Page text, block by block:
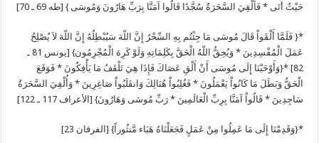
حَيْثُ أَتَى * فَأُلْقِيَ السَّحَرَةُ سُجَّدًا قَالُوا آمَنَّا بِرَبِّ هَارُونَ وَمُوسَى } [طه 69 ـ 70]
*{ فَلَمَّا أَلْقَواْ قَالَ مُوسَى مَا جِئْتُم بِهِ السِّحْرُ إِنَّ اللّهَ سَيُبْطِلُهُ إِنَّ اللّهَ لاَ يُصْلِحُ
عَمَلَ الْمُفْسِدِينَ * وَيُحِقُّ اللّهُ الْحَقَّ بِكَلِمَاتِهِ وَلَوْ كَرِهَ الْمُجْرِمُون} [يونس 81 ـ
82] *{وَأَوْحَيْنَا إِلَى مُوسَى أَنْ أَلْقِ عَصَاكَ فَإِذَا هِيَ تَلْقَفُ مَا يَأْفِكُونَ * فَوَقَعَ
الْحَقُّ وَبَطَلَ مَا كَانُواْ يَعْمَلُونَ * فَغُلِبُواْ هُنَالِكَ وَانقَلَبُواْ صَاغِرِينَ * وَأُلْقِيَ السَّحَرَةُ
سَاجِدِينَ * قَالُواْ آمَنَّا بِرِبِّ الْعَالَمِينَ * رَبِّ مُوسَى وَهَارُونَ} [الأعراف 117 ـ 122]
*{وَقَدِمْنَا إِلَى مَا عَمِلُوا مِنْ عَمَلٍ فَجَعَلْنَاهُ هَبَاء مَّنثُوراً} [الفرقان 23]